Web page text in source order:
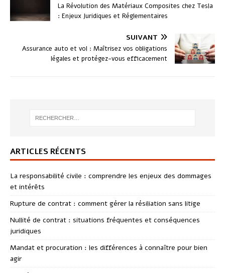
La Révolution des Matériaux Composites chez Tesla
: Enjeux Juridiques et Réglementaires
SUIVANT
Assurance auto et vol : Maîtrisez vos obligations
légales et protégez-vous efficacement
ARTICLES RÉCENTS
La responsabilité civile : comprendre les enjeux des dommages
et intérêts
Rupture de contrat : comment gérer la résiliation sans litige
Nullité de contrat : situations fréquentes et conséquences
juridiques
Mandat et procuration : les différences à connaître pour bien
agir